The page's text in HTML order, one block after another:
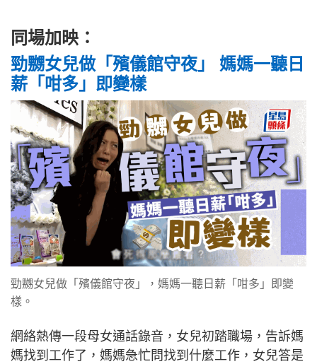
同場加映：
勁嬲女兒做「殯儀館守夜」 媽媽一聽日
薪「咁多」即變樣
勁嬲女兒做「殯儀館守夜」，媽媽一聽日薪「咁多」即變
樣。
網絡熱傳一段母女通話錄音，女兒初踏職場，告訴媽
媽找到工作了，媽媽急忙問找到什麼工作，女兒答是